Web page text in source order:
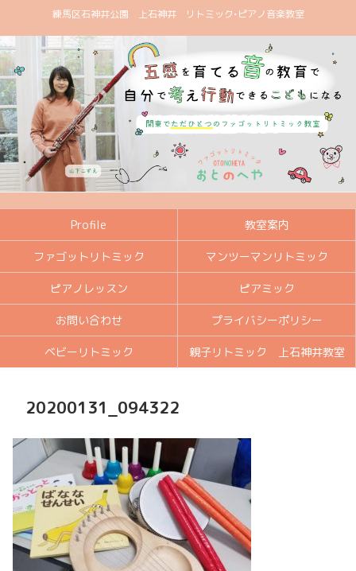
練馬区石神井公園 上石神井 リトミック•ピアノ音楽教室
Profile 教室案内
ファゴットリトミック マンツーマンリトミック
ピアノレッスン ピアミック
お問い合わせ プライバシーポリシー
ベビーリトミック 親子リトミック 上石神井教室
20200131_094322